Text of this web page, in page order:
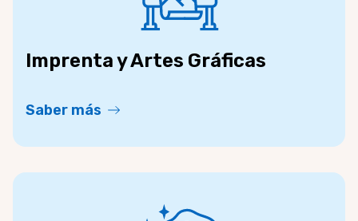
Imprenta y Artes Gráficas
Saber más